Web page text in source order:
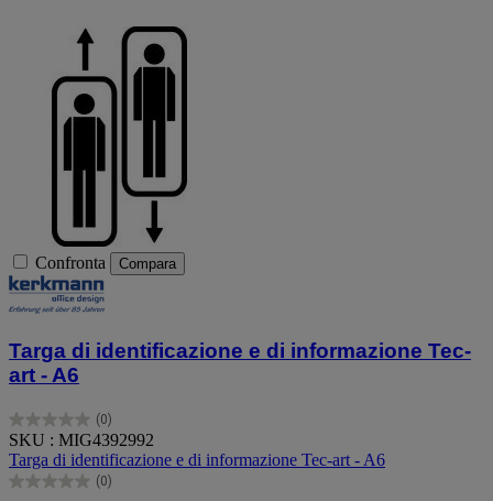
Confronta Compara
Targa di identificazione e di informazione Tec-
art - A6
(0)
0.0
su
5
stelle.
SKU : MIG4392992
Targa di identificazione e di informazione Tec-art - A6
(0)
0.0